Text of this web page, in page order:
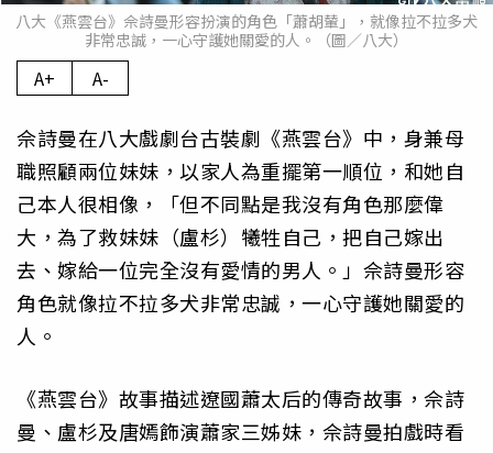
八大《燕雲台》佘詩曼形容扮演的角色「蕭胡輦」，就像拉不拉多犬
非常忠誠，一心守護她關愛的人。（圖／八大）
A+ A-
佘詩曼在八大戲劇台古裝劇《燕雲台》中，身兼母
職照顧兩位妹妹，以家人為重擺第一順位，和她自
己本人很相像，「但不同點是我沒有角色那麼偉
大，為了救妹妹（盧杉）犧牲自己，把自己嫁出
去、嫁給一位完全沒有愛情的男人。」佘詩曼形容
角色就像拉不拉多犬非常忠誠，一心守護她關愛的
人。
《燕雲台》故事描述遼國蕭太后的傳奇故事，佘詩
曼、盧杉及唐嫣飾演蕭家三姊妹，佘詩曼拍戲時看